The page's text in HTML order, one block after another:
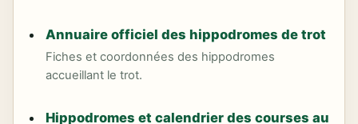
Annuaire officiel des hippodromes de trot
Fiches et coordonnées des hippodromes
accueillant le trot.
Hippodromes et calendrier des courses au